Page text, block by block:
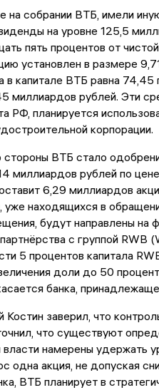
на собрании ВТБ, имели
на уровне 125,5
пять процентов от
установлен в размере
в капитале ВТБ равна
миллиардов рублей. Эти
РФ, планируется
корпорации.
ВТБ стало
миллиардов рублей по
6,29 миллиардов
уже находящихся в
будут направлены на
с группой RWB
5 процентов капитала
доли до 50
банка,
заверил, что
что существуют
намерены удержать
одна акция, не допуская
ВТБ планирует в